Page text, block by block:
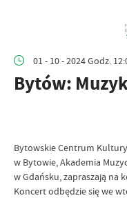
01 - 10 - 2024 Godz.
Bytów:
Bytowskie Centrum
w Bytowie, Akademia
w Gdańsku, zapraszają na
Koncert odbędzie się we